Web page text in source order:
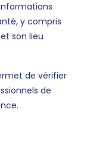
y compris
son lieu
de vérifier
de